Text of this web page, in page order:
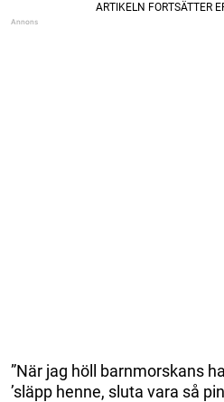
”När jag höll barnmorskans
’släpp henne, sluta vara så